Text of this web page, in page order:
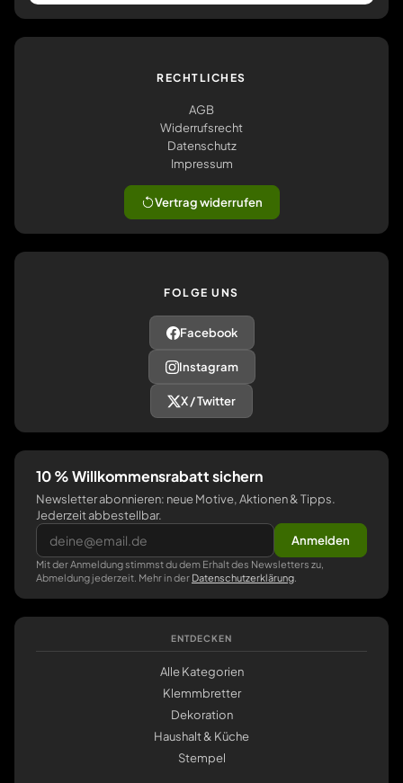
RECHTLICHES
AGB
Widerrufsrecht
Datenschutz
Impressum
Vertrag widerrufen
FOLGE UNS
Facebook
Instagram
X / Twitter
10 % Willkommensrabatt sichern
Newsletter abonnieren: neue Motive, Aktionen & Tipps.
Jederzeit abbestellbar.
Anmelden
Mit der Anmeldung stimmst du dem Erhalt des Newsletters zu,
Abmeldung jederzeit. Mehr in der Datenschutzerklärung
ENTDECKEN
Alle Kategorien
Klemmbretter
Dekoration
Haushalt & Küche
Stempel